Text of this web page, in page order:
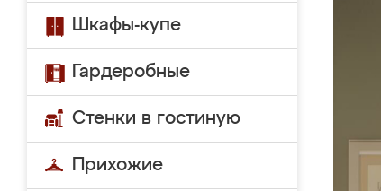
Шкафы-купе
Гардеробные
Стенки в гостиную
Прихожие